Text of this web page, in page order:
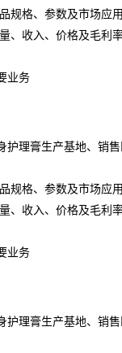
格、参数及市场应
收入、价格及毛利
业务
膏生产基地、销售
格、参数及市场应
收入、价格及毛利
业务
膏生产基地、销售